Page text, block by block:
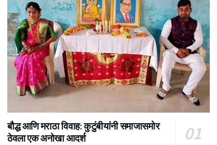
बौद्ध आणि मराठा विवाह: कुटुंबीयांनी समाजासमोर
ठेवला एक अनोखा आदर्श